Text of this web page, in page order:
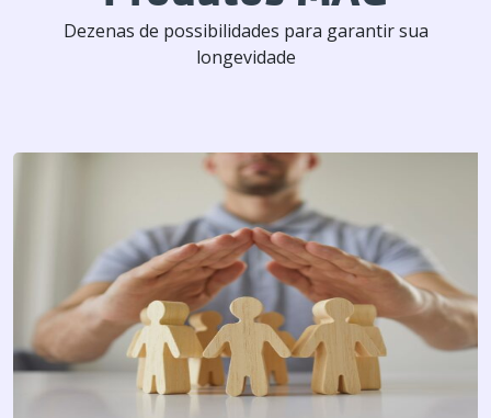
Dezenas de possibilidades para garantir sua
longevidade